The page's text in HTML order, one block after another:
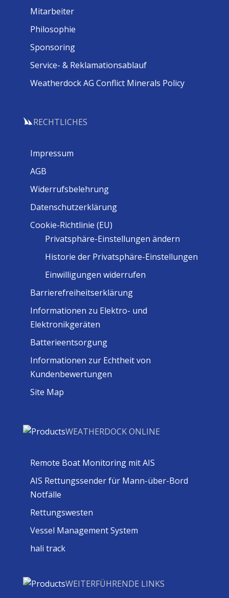
Mitarbeiter
Philosophie
Sponsoring
Service- & Reklamationsablauf
Weatherdock AG Conflict Minerals Policy
RECHTLICHES
Impressum
AGB
Widerrufsbelehrung
Datenschutzerklärung
Cookie-Richtlinie (EU)
Privatsphäre-Einstellungen ändern
Historie der Privatsphäre-Einstellungen
Einwilligungen widerrufen
Barrierefreiheitserklärung
Informationen zu Elektro- und
Elektronikgeräten
Batterieentsorgung
Informationen zur Echtheit von
Kundenbewertungen
Site Map
WEATHERDOCK ONLINE
Remote Boat Monitoring mit AIS
AIS Rettungssender für Mann-über-Bord
Notfälle
Rettungswesten
Vessel Management System
hali track
WEITERFÜHRENDE LINKS